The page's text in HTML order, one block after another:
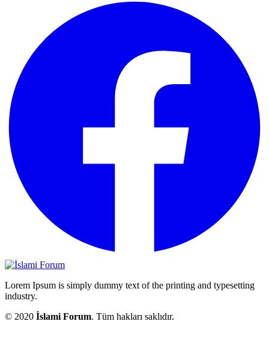
Lorem Ipsum is simply dummy text of the printing and typesetting
industry.
© 2020 İslami Forum. Tüm hakları saklıdır.